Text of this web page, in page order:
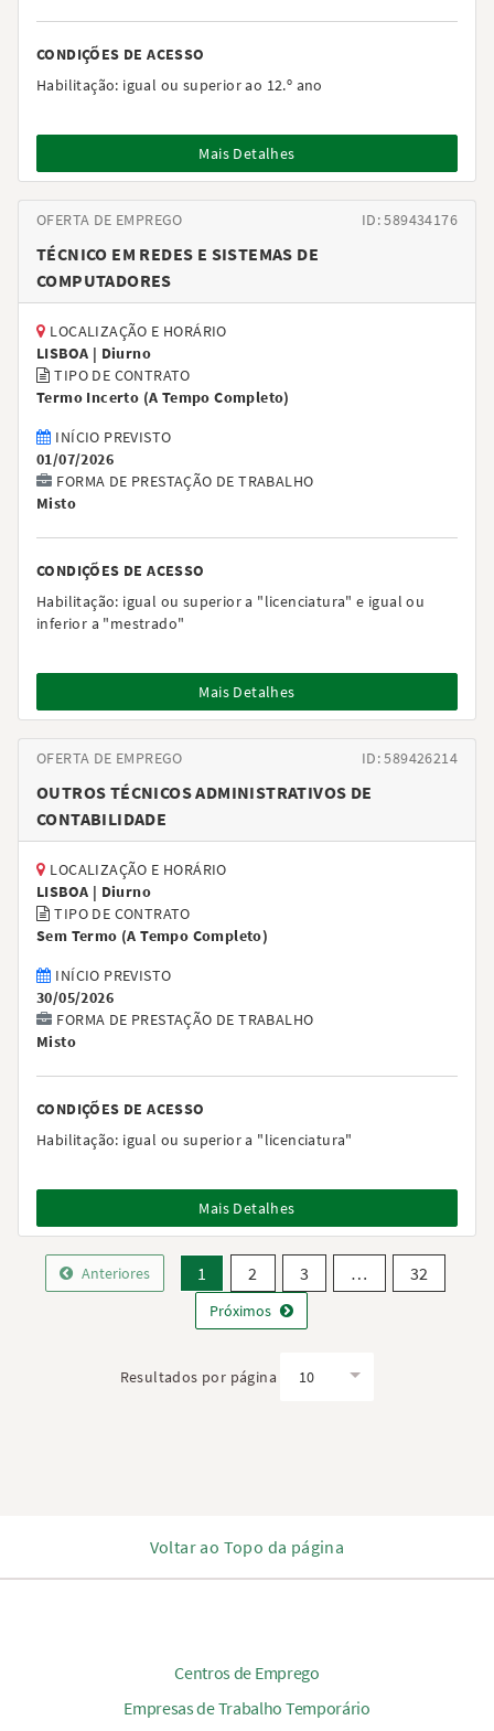
CONDIÇÕES DE ACESSO
Habilitação: igual ou superior ao 12.º ano
Mais Detalhes
OFERTA DE EMPREGO ID: 589434176
TÉCNICO EM REDES E SISTEMAS DE
COMPUTADORES
LOCALIZAÇÃO E HORÁRIO
LISBOA | Diurno
TIPO DE CONTRATO
Termo Incerto (A Tempo Completo)
INÍCIO PREVISTO
01/07/2026
FORMA DE PRESTAÇÃO DE TRABALHO
Misto
CONDIÇÕES DE ACESSO
Habilitação: igual ou superior a "licenciatura" e igual ou
inferior a "mestrado"
Mais Detalhes
OFERTA DE EMPREGO ID: 589426214
OUTROS TÉCNICOS ADMINISTRATIVOS DE
CONTABILIDADE
LOCALIZAÇÃO E HORÁRIO
LISBOA | Diurno
TIPO DE CONTRATO
Sem Termo (A Tempo Completo)
INÍCIO PREVISTO
30/05/2026
FORMA DE PRESTAÇÃO DE TRABALHO
Misto
CONDIÇÕES DE ACESSO
Habilitação: igual ou superior a "licenciatura"
Mais Detalhes
Anteriores 1 2 3 … 32
Próximos
Resultados por página
Voltar ao Topo da página
Centros de Emprego
Empresas de Trabalho Temporário